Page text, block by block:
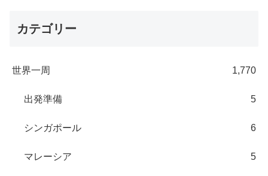
カテゴリー
世界一周 1,770
出発準備 5
シンガポール 6
マレーシア 5